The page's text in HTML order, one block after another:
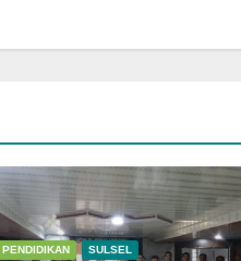
PENDIDIKAN SULSEL